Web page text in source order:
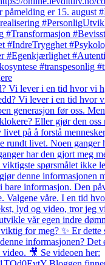
Vi lever i en tid hvor vi h